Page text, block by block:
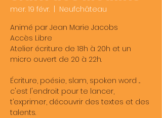
mer. 19 févr.
Neufchâteau
Animé par Jean Marie Jacobs
Accès Libre
Atelier écriture de 18h à 20h et un
micro ouvert de 20 à 22h.
Écriture, poésie, slam, spoken word ...
c'est l'endroit pour te lancer,
t’exprimer, découvrir des textes et des
talents.